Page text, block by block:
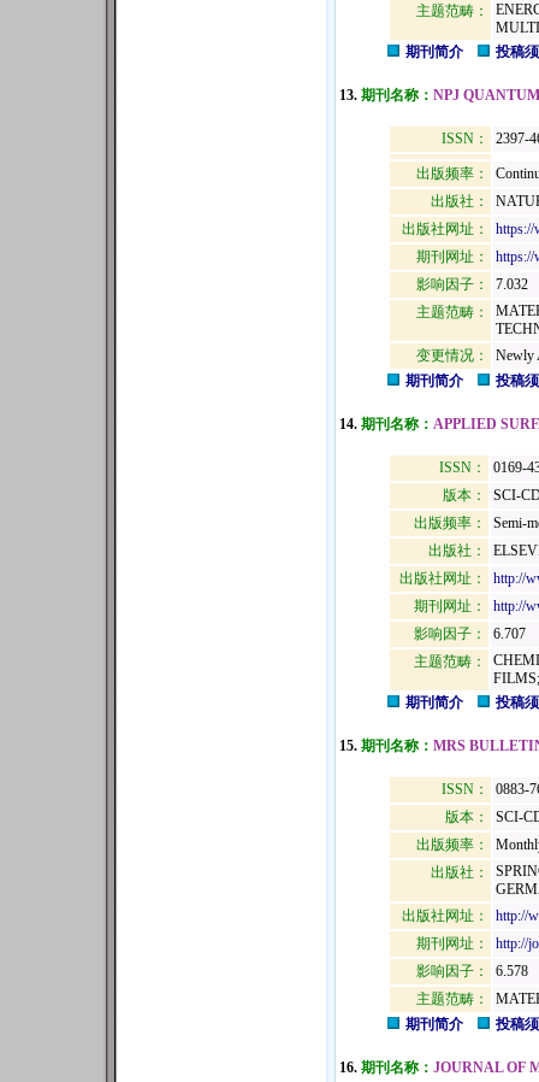
主题范畴：
期刊简介
投稿
13. 期刊名称： NPJ
ISSN： 2397-
出版频率：
出版社：
出版社网址：
https://
期刊网址：
https://
影响因子：
7.032
主题范畴：
变更情况：
Newly
期刊简介
投稿
14. 期刊名称： APPLIED
ISSN：
0169-
版本：
SCI-
出版频率：
Semi-
出版社：
出版社网址：
http://
期刊网址：
http://
影响因子：
6.707
主题范畴：
期刊简介
投稿
15. 期刊名称： MRS
ISSN：
0883-
版本：
SCI-
出版频率：
出版社：
出版社网址：
http://
期刊网址：
http://
影响因子：
6.578
主题范畴：
期刊简介
投稿
16. 期刊名称： JOURNAL OF